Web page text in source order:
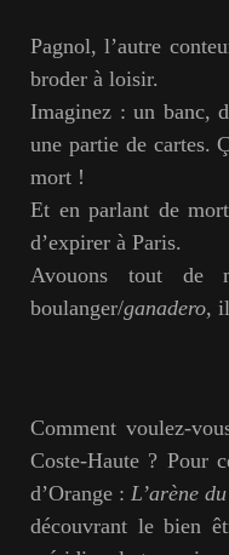
Pagnol, l’autre
broder à loisir.
Imaginez : un banc,
une partie de cartes.
mort !
Et en parlant de
d’expirer à Paris.
Avouons tout de
boulanger/ganadero,
Comment voulez-
Coste-Haute ? Pour
d’Orange :L’arène
découvrant le bien